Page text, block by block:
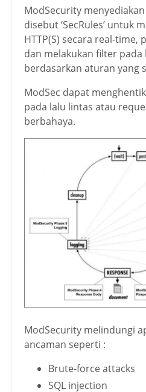
ModSecurity
disebut ‘SecRules’ untuk
HTTP(S) secara real-time,
dan melakukan filter pada
berdasarkan aturan yang
ModSec dapat
pada lalu lintas atau
berbahaya.
ModSecurity melindungi
ancaman seperti :
Brute-force attacks
SQL injection